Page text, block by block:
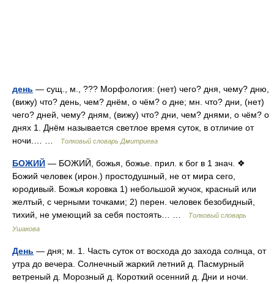
день — сущ., м., ??? Морфология: (нет) чего? дня, чему? дню,
(вижу) что? день, чем? днём, о чём? о дне; мн. что? дни, (нет)
чего? дней, чему? дням, (вижу) что? дни, чем? днями, о чём? о
днях 1. Днём называется светлое время суток, в отличие от
ночи.… …
Толковый словарь Дмитриева
БОЖИЙ — БОЖИЙ, божья, божье. прил. к бог в 1 знач. ❖
Божий человек (ирон.) простодушный, не от мира сего,
юродивый. Божья коровка 1) небольшой жучок, красный или
желтый, с черными точками; 2) перен. человек безобидный,
тихий, не умеющий за себя постоять… …
Толковый словарь
Ушакова
День — дня; м. 1. Часть суток от восхода до захода солнца, от
утра до вечера. Солнечный жаркий летний д. Пасмурный
ветреный д. Морозный д. Короткий осенний д. Дни и ночи.